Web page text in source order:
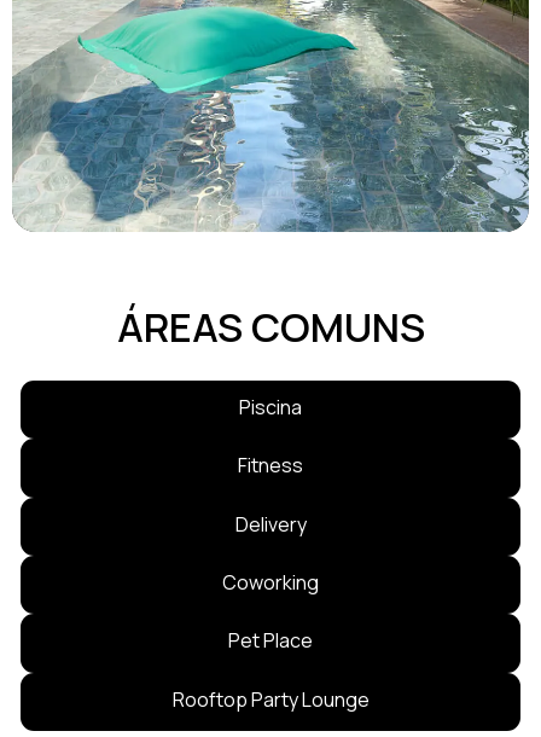
ÁREAS COMUNS
Piscina
Fitness
Delivery
Coworking
Pet Place
Rooftop Party Lounge